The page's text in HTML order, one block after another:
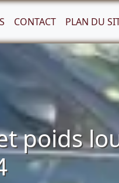
CONTACT PLAN DU
poids